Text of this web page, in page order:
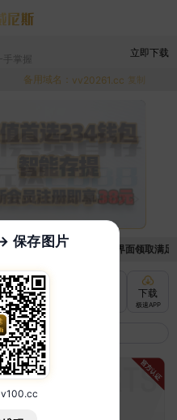
掌握
立即下载
备用域名： vv20261.cc 复制
在可以前往【福利中心】界面领取满
充值
快速到账
下载
极速APP
保存图片
v100.cc